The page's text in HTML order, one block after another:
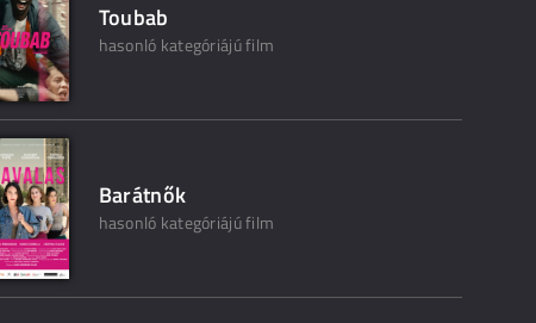
Toubab
hasonló kategóriájú film
Barátnők
hasonló kategóriájú film